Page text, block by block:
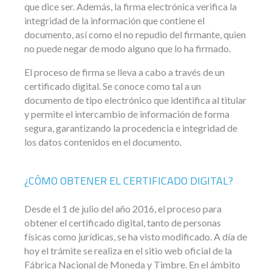
que dice ser. Además, la firma electrónica verifica la
integridad de la información que contiene el
documento, así como el no repudio del firmante, quien
no puede negar de modo alguno que lo ha firmado.
El proceso de firma se lleva a cabo a través de un
certificado digital. Se conoce como tal a un
documento de tipo electrónico que identifica al titular
y permite el intercambio de información de forma
segura, garantizando la procedencia e integridad de
los datos contenidos en el documento.
¿CÓMO OBTENER EL CERTIFICADO DIGITAL?
Desde el 1 de julio del año 2016, el proceso para
obtener el certificado digital, tanto de personas
físicas como jurídicas, se ha visto modificado. A día de
hoy el trámite se realiza en el sitio web oficial de la
Fábrica Nacional de Moneda y Timbre. En el ámbito